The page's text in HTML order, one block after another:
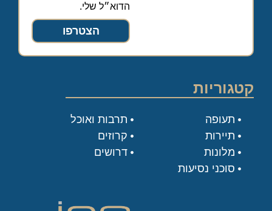
הדוא״ל שלי.
הצטרפו
קטגוריות
תעופה
תיירות
מלונות
סוכני נסיעות
תרבות ואוכל
קרוזים
דרושים